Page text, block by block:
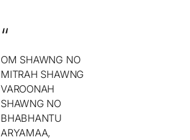
OM SHAWNG NO
MITRAH SHAWNG
VAROONAH
SHAWNG NO
BHABHANTU
ARYAMAA,